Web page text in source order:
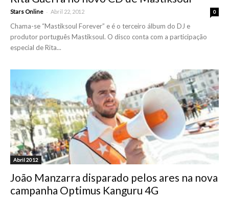
Stars Online - Abril 22, 2012 0
Chama-se “Mastiksoul Forever” e é o terceiro álbum do DJ e
produtor português Mastiksoul. O disco conta com a participação
especial de Rita...
Abril 2012
João Manzarra disparado pelos ares na nova
campanha Optimus Kanguru 4G